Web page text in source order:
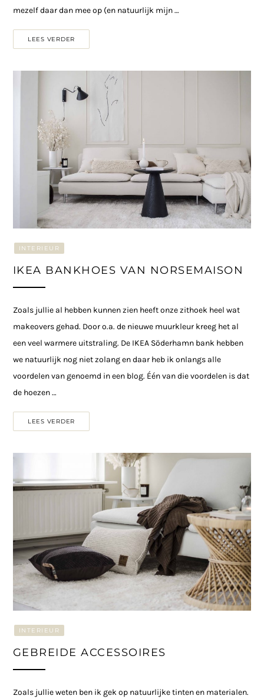
mezelf daar dan mee op (en natuurlijk mijn …
LEES VERDER
INTERIEUR
IKEA BANKHOES VAN NORSEMAISON
Zoals jullie al hebben kunnen zien heeft onze zithoek heel wat
makeovers gehad. Door o.a. de nieuwe muurkleur kreeg het al
een veel warmere uitstraling. De IKEA Söderhamn bank hebben
we natuurlijk nog niet zolang en daar heb ik onlangs alle
voordelen van genoemd in een blog. Één van die voordelen is dat
de hoezen …
LEES VERDER
INTERIEUR
GEBREIDE ACCESSOIRES
Zoals jullie weten ben ik gek op natuurlijke tinten en materialen.